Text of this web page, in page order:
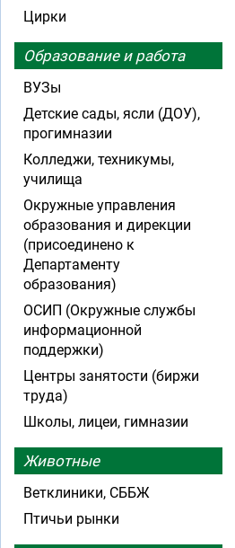
Цирки
Образование и работа
ВУЗы
Детские сады, ясли (ДОУ),
прогимназии
Колледжи, техникумы,
училища
Окружные управления
образования и дирекции
(присоединено к
Департаменту
образования)
ОСИП (Окружные службы
информационной
поддержки)
Центры занятости (биржи
труда)
Школы, лицеи, гимназии
Животные
Ветклиники, СББЖ
Птичьи рынки